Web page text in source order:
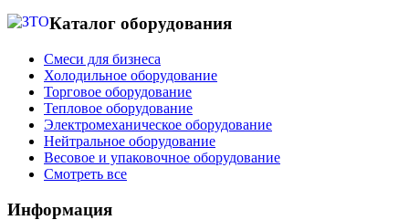
Каталог оборудования
Смеси для бизнеса
Холодильное оборудование
Торговое оборудование
Тепловое оборудование
Электромеханическое оборудование
Нейтральное оборудование
Весовое и упаковочное оборудование
Смотреть все
Информация